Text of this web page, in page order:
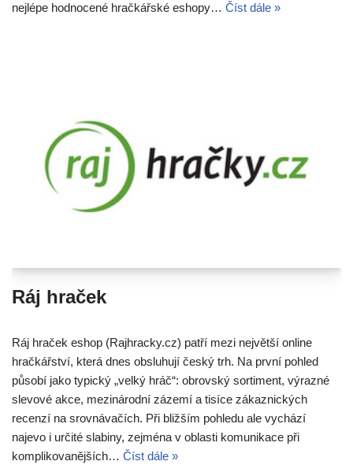
nejlépe hodnocené hračkářské eshopy… Číst dále »
Ráj hraček
Ráj hraček eshop (Rajhracky.cz) patří mezi největší online
hračkářství, která dnes obsluhují český trh. Na první pohled
působí jako typický „velký hráč“: obrovský sortiment, výrazné
slevové akce, mezinárodní zázemí a tisíce zákaznických
recenzí na srovnávačích. Při bližším pohledu ale vychází
najevo i určité slabiny, zejména v oblasti komunikace při
komplikovanějších… Číst dále »